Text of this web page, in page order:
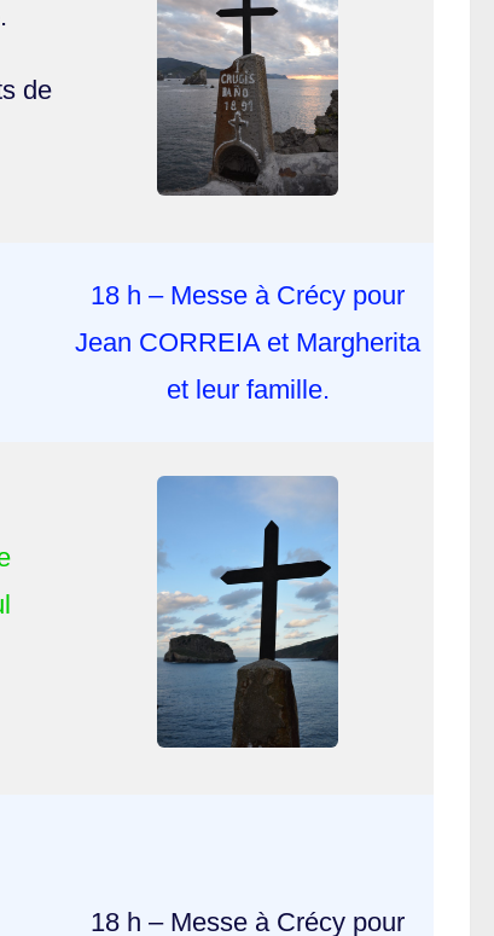
de
18 h – Messe à Crécy pour
Jean CORREIA et Margherita
et leur famille.
18 h – Messe à Crécy pour